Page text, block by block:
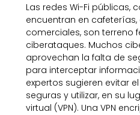
Las redes Wi-Fi públicas,
encuentran en
comerciales, son terreno
ciberataques. Muchos
aprovechan la falta de
para interceptar
expertos sugieren evitar
seguras y utilizar, en su
virtual (VPN). Una VPN